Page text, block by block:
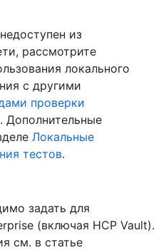
из
рассмотрите
локального
с другими
проверки
Дополнительные
Локальные
тестов.
задать для
(включая HCP Vault).
см. в статье